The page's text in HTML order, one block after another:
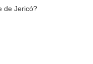
de Jericó?